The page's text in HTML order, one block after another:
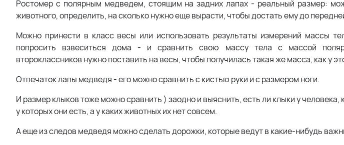
Ростомер с полярным медведем, стоящим на задних лапах - реальный размер:
животного, определить, на сколько нужно еще вырасти, чтобы достать ему до
Можно принести в класс весы или использовать результаты измерений массы
попросить взвеситься дома - и сравнить свою массу тела с массой
второклассников нужно поставить на весы, чтобы получилась такая же масса, как у
Отпечаток лапы медведя - его можно сравнить с кистью руки и с размером ноги.
И размер клыков тоже можно сравнить ) заодно и выяснить, есть ли клыки у человека,
у которых они есть, а у каких животных их нет совсем.
А еще из следов медведя можно сделать дорожки, которые ведут в какие-нибудь